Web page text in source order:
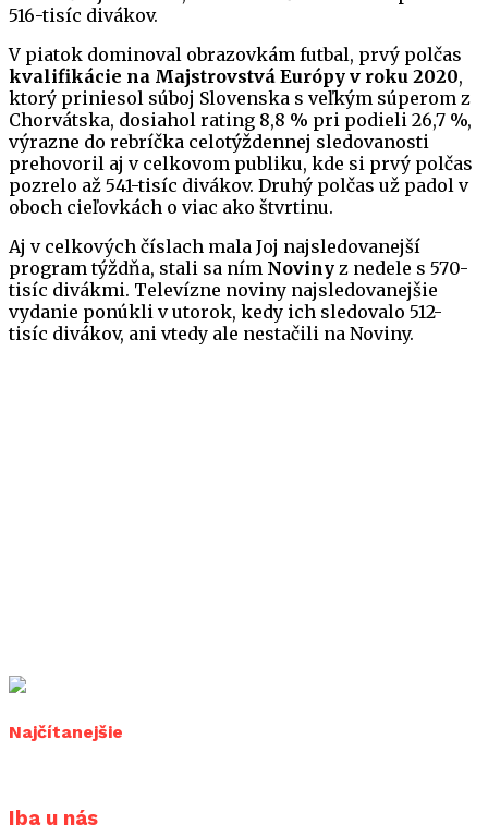
516-tisíc divákov.
V piatok dominoval obrazovkám futbal, prvý polčas
kvalifikácie na Majstrovstvá Európy v roku 2020,
ktorý priniesol súboj Slovenska s veľkým súperom z
Chorvátska, dosiahol rating 8,8 % pri podieli 26,7 %,
výrazne do rebríčka celotýždennej sledovanosti
prehovoril aj v celkovom publiku, kde si prvý polčas
pozrelo až 541-tisíc divákov. Druhý polčas už padol v
oboch cieľovkách o viac ako štvrtinu.
Aj v celkových číslach mala Joj najsledovanejší
program týždňa, stali sa ním Noviny z nedele s 570-
tisíc divákmi. Televízne noviny najsledovanejšie
vydanie ponúkli v utorok, kedy ich sledovalo 512-
tisíc divákov, ani vtedy ale nestačili na Noviny.
Najčítanejšie
Iba u nás